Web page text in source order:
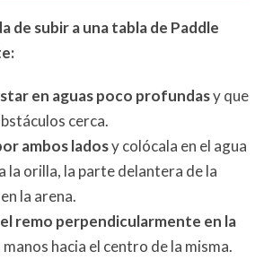
de subir a una tabla de Paddle
en aguas poco profundasy que
cerca.
ambos ladosy colócala en el agua
la orilla, la parte delantera de la
la arena.
remo perpendicularmente en la
hacia el centro de la misma.